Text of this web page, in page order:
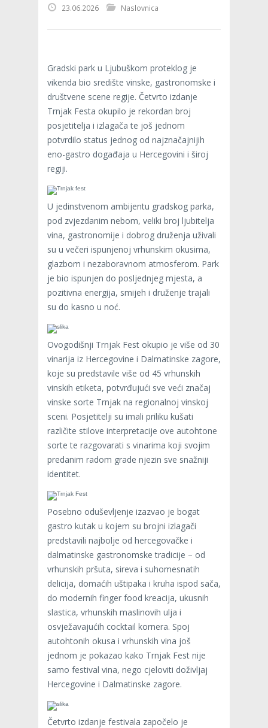
23.06.2026 Naslovnica
Gradski park u Ljubuškom proteklog je
vikenda bio središte vinske, gastronomske i
društvene scene regije. Četvrto izdanje
Trnjak Festa okupilo je rekordan broj
posjetitelja i izlagača te još jednom
potvrdilo status jednog od najznačajnijih
eno-gastro događaja u Hercegovini i široj
regiji.
U jedinstvenom ambijentu gradskog parka,
pod zvjezdanim nebom, veliki broj ljubitelja
vina, gastronomije i dobrog druženja uživali
su u večeri ispunjenoj vrhunskim okusima,
glazbom i nezaboravnom atmosferom. Park
je bio ispunjen do posljednjeg mjesta, a
pozitivna energija, smijeh i druženje trajali
su do kasno u noć.
Ovogodišnji Trnjak Fest okupio je više od 30
vinarija iz Hercegovine i Dalmatinske zagore,
koje su predstavile više od 45 vrhunskih
vinskih etiketa, potvrđujući sve veći značaj
vinske sorte Trnjak na regionalnoj vinskoj
sceni. Posjetitelji su imali priliku kušati
različite stilove interpretacije ove autohtone
sorte te razgovarati s vinarima koji svojim
predanim radom grade njezin sve snažniji
identitet.
Posebno oduševljenje izazvao je bogat
gastro kutak u kojem su brojni izlagači
predstavili najbolje od hercegovačke i
dalmatinske gastronomske tradicije – od
vrhunskih pršuta, sireva i suhomesnatih
delicija, domaćih uštipaka i kruha ispod sača,
do modernih finger food kreacija, ukusnih
slastica, vrhunskih maslinovih ulja i
osvježavajućih cocktail kornera. Spoj
autohtonih okusa i vrhunskih vina još
jednom je pokazao kako Trnjak Fest nije
samo festival vina, nego cjeloviti doživljaj
Hercegovine i Dalmatinske zagore.
Četvrto izdanje festivala započelo je